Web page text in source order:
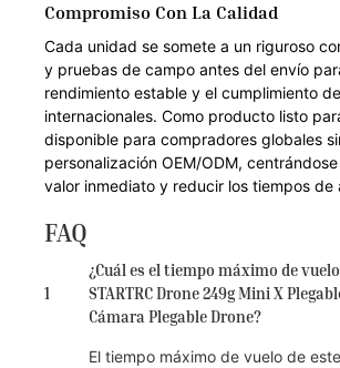
Compromiso Con La Calidad
Cada unidad se somete a un riguroso
y pruebas de campo antes del envío
rendimiento estable y el cumplimiento
internacionales. Como producto listo
disponible para compradores globales
personalización OEM/ODM,
valor inmediato y reducir los tiempos de
FAQ
1
¿Cuál es el tiempo máximo de
STARTRC Drone 249g Mini X
Cámara Plegable Drone?
El tiempo máximo de vuelo de